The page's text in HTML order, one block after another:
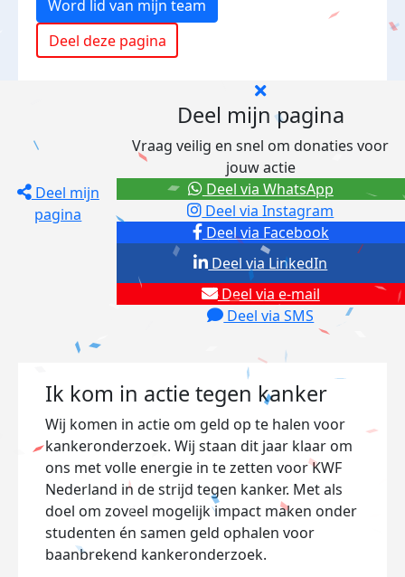
Word lid van mijn team
Deel deze pagina
Deel mijn
pagina
Deel mijn pagina
Vraag veilig en snel om donaties voor
jouw actie
Deel via Facebook
Deel via Instagram
Deel via e-mail
Deel via SMS
Deel via LinkedIn
Deel via WhatsApp
Ik kom in actie tegen kanker
Wij komen in actie om geld op te halen voor
kankeronderzoek. Wij staan dit jaar klaar om
ons met volle energie in te zetten voor KWF
Nederland in de strijd tegen kanker. Met als
doel om zoveel mogelijk impact maken onder
studenten én samen geld ophalen voor
baanbrekend kankeronderzoek.